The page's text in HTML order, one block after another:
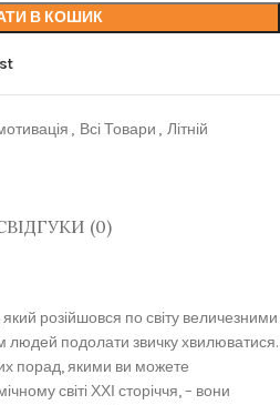
В КОШИК
, Всі Товари , Літній
ВІДГУКИ (0)
розійшовся по світу величезними
людей подолати звичку хвилюватися.
порад, якими ви можете
світі ХХІ сторіччя, – вони